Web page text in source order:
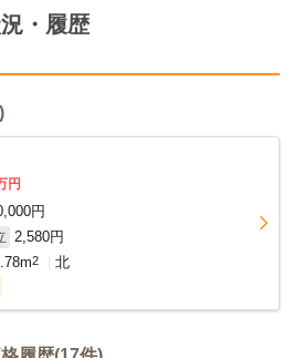
・履歴
円
円
2,580円
2 北